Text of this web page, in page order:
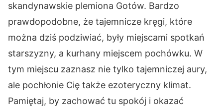
skandynawskie plemiona Gotów. Bardzo
prawdopodobne, że tajemnicze kręgi, które
można dziś podziwiać, były miejscami spotkań
starszyzny, a kurhany miejscem pochówku. W
tym miejscu zaznasz nie tylko tajemniczej aury,
ale pochłonie Cię także ezoteryczny klimat.
Pamiętaj, by zachować tu spokój i okazać